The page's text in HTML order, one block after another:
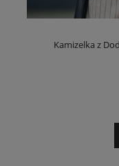
Kamizelka z